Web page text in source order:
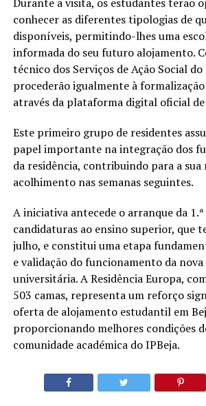
conhecer as diferentes tipologias de
disponíveis, permitindo-lhes uma
informada do seu futuro alojamento.
técnico dos Serviços de Ação Social do
procederão igualmente à
através da plataforma digital oficial
Este primeiro grupo de residentes
papel importante na integração dos
da residência, contribuindo para a sua
acolhimento nas semanas seguintes.
A iniciativa antecede o arranque da 1.ª
candidaturas ao ensino superior, que
julho, e constitui uma etapa
e validação do funcionamento da
universitária. A Residência Europa,
503 camas, representa um reforço
oferta de alojamento estudantil em
proporcionando melhores condições
comunidade académica do IPBeja.